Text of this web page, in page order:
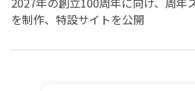
を制作、特設サイトを公開